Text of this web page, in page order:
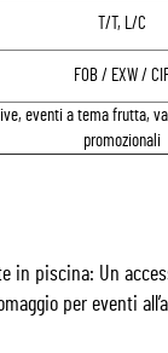
T/T, L/C
FOB / EXW / CIF
eventi a tema frutta,
promozionali
in piscina: Un
per eventi